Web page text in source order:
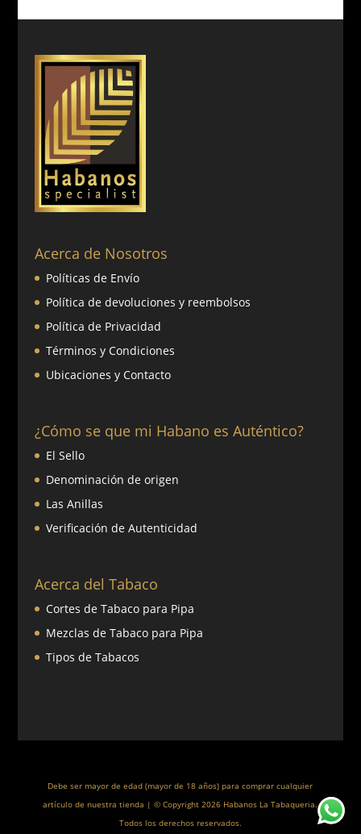
Acerca de Nosotros
Políticas de Envío
Política de devoluciones y reembolsos
Política de Privacidad
Términos y Condiciones
Ubicaciones y Contacto
¿Cómo se que mi Habano es Auténtico?
El Sello
Denominación de origen
Las Anillas
Verificación de Autenticidad
Acerca del Tabaco
Cortes de Tabaco para Pipa
Mezclas de Tabaco para Pipa
Tipos de Tabacos
Debe ser mayor de edad (mayor de 18 años) para comprar cualquier
artículo de nuestra tienda | © Copyright 2026 Habanos La Tabaqueria.
Todos los derechos reservados.